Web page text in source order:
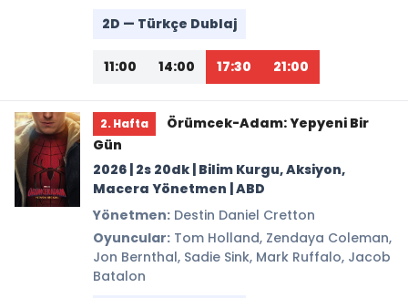
2D — Türkçe Dublaj
11:00 14:00 17:30 21:00
2. Hafta
Örümcek-Adam: Yepyeni Bir
Gün
2026 | 2s 20dk | Bilim Kurgu, Aksiyon,
Macera Yönetmen | ABD
Yönetmen: Destin Daniel Cretton
Oyuncular: Tom Holland, Zendaya Coleman,
Jon Bernthal, Sadie Sink, Mark Ruffalo, Jacob
Batalon